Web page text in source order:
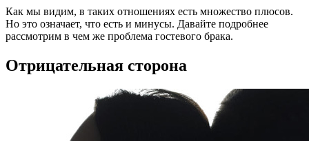
Как мы видим, в таких отношениях есть множество плюсов.
Но это означает, что есть и минусы. Давайте подробнее
рассмотрим в чем же проблема гостевого брака.
Отрицательная сторона